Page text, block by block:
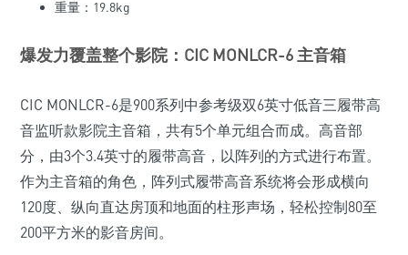
重量：19.8kg
爆发力覆盖整个影院：CIC MONLCR-6 主音箱
CIC MONLCR-6是900系列中参考级双6英寸低音三履带高
音监听款影院主音箱，共有5个单元组合而成。高音部
分，由3个3.4英寸的履带高音，以阵列的方式进行布置。
作为主音箱的角色，阵列式履带高音系统将会形成横向
120度、纵向直达房顶和地面的柱形声场，轻松控制80至
200平方米的影音房间。